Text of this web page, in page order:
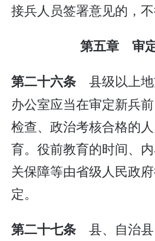
接兵人员签署意见的，不
第五章 审
第二十六条 县级以上
办公室应当在审定新兵
检查、政治考核合格的
育。役前教育的时间、
关保障等由省级人民政
定。
第二十七条 县、自治县